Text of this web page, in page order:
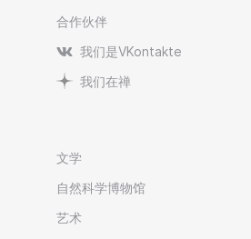
合作伙伴
我们是VKontakte
我们在禅
文学
自然科学博物馆
艺术